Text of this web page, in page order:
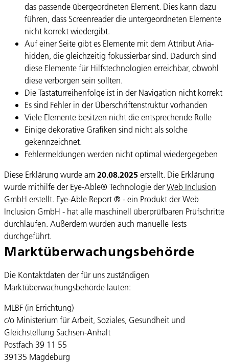
das passende übergeordneten Element. Dies kann dazu
führen, dass Screenreader die untergeordneten Elemente
nicht korrekt wiedergibt.
Auf einer Seite gibt es Elemente mit dem Attribut Aria-
hidden, die gleichzeitig fokussierbar sind. Dadurch sind
diese Elemente für Hilfstechnologien erreichbar, obwohl
diese verborgen sein sollten.
Die Tastaturreihenfolge ist in der Navigation nicht korrekt
Es sind Fehler in der Überschriftenstruktur vorhanden
Viele Elemente besitzen nicht die entsprechende Rolle
Einige dekorative Grafiken sind nicht als solche
gekennzeichnet.
Fehlermeldungen werden nicht optimal wiedergegeben
Diese Erklärung wurde am20.08.2025 erstellt. Die Erklärung
wurde mithilfe der Eye-Able® Technologie derWeb Inclusion
GmbH erstellt. Eye-Able Report ® - ein Produkt der Web
Inclusion GmbH - hat alle maschinell überprüfbaren Prüfschritte
durchlaufen. Außerdem wurden auch manuelle Tests
durchgeführt.
Marktüberwachungs­behörde
Die Kontaktdaten der für uns zuständigen
Marktüberwachungsbehörde lauten:
MLBF (in Errichtung)
c/o Ministerium für Arbeit, Soziales, Gesundheit und
Gleichstellung Sachsen-Anhalt
Postfach 39 11 55
39135 Magdeburg